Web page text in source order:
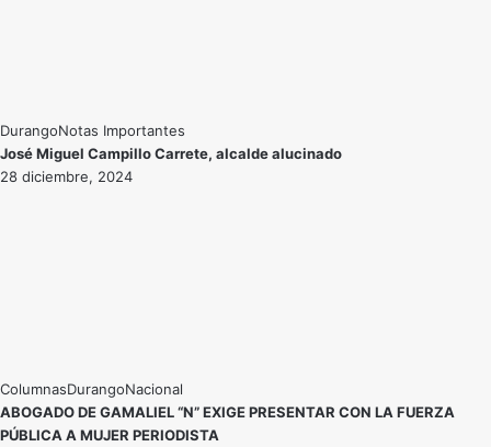
DurangoNotas Importantes
José Miguel Campillo Carrete, alcalde alucinado
28 diciembre, 2024
DurangoNacional
ABOGADO DE GAMALIEL “N” EXIGE PRESENTAR CON LA FUERZA
PÚBLICA A MUJER PERIODISTA